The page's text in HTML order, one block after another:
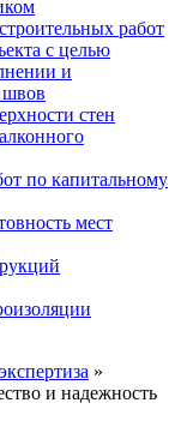
работ
с целью
и
швов
стен
по капитальному
мест
»
и надежность